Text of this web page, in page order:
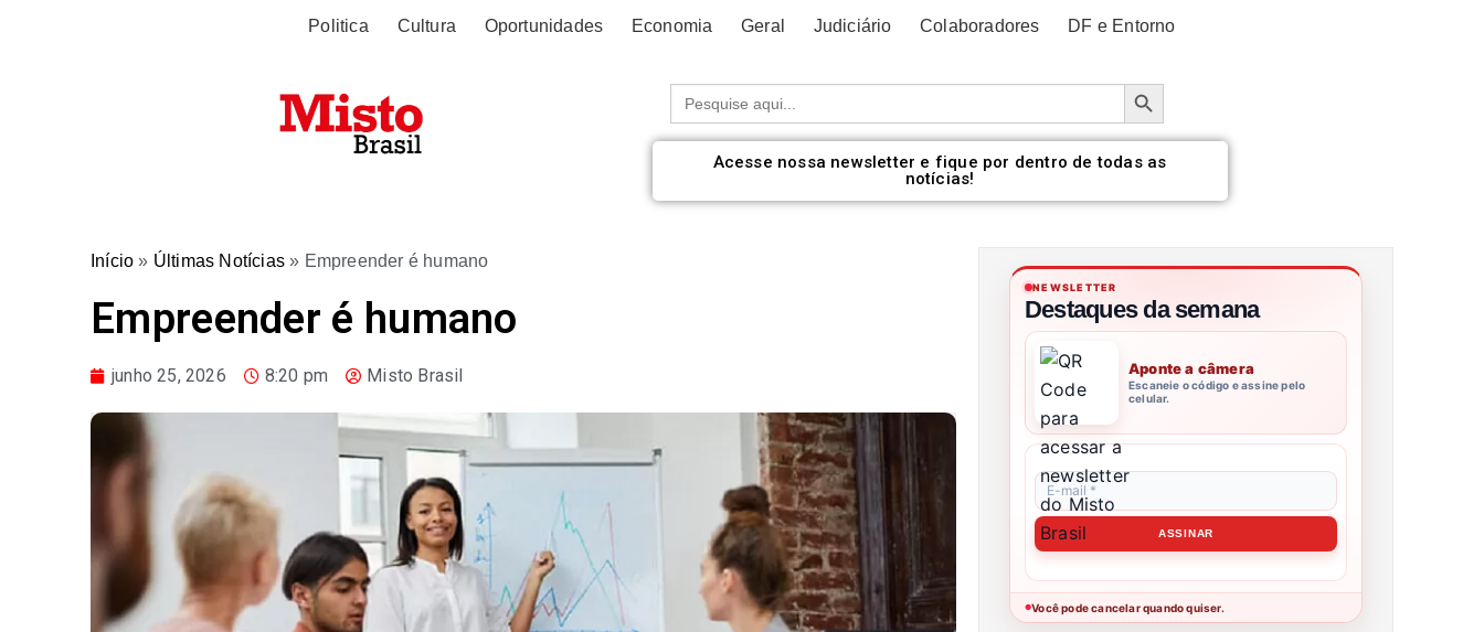
Politica Cultura Oportunidades Economia Geral Judiciário Colaboradores DF e Entorno
Procurar: Botão de pesquisa
Acesse nossa newsletter e fique por dentro de todas as
notícias!
Início » Últimas Notícias » Empreender é humano
Empreender é humano
junho 25, 2026 8:20 pm Misto Brasil
NEWSLETTER
Destaques da semana
Aponte a câmera
Escaneie o código e assine pelo
celular.
●Você pode cancelar quando quiser.